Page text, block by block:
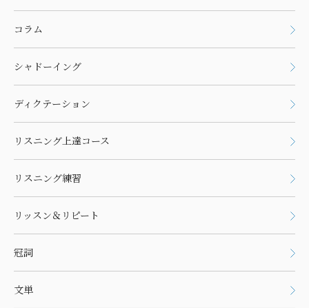
コラム
シャドーイング
ディクテーション
リスニング上達コース
リスニング練習
リッスン＆リピート
冠詞
文単